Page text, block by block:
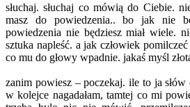
słuchaj. słuchaj co mówią do Ciebie.
masz do powiedzenia.. bo jak nie
powiedzenia nie będziesz miał wiele.
sztuka napleść. a jak człowiek
co mu do głowy wpadnie. jakaś myśl
zanim powiesz – poczekaj. ile to ja słów
w kolejce nagadałam, tamtej co mi